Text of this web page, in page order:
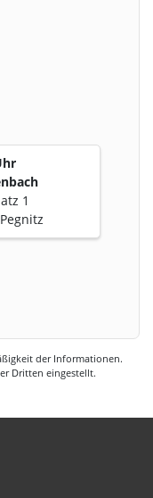
1
der Informationen.
Dritten eingestellt.